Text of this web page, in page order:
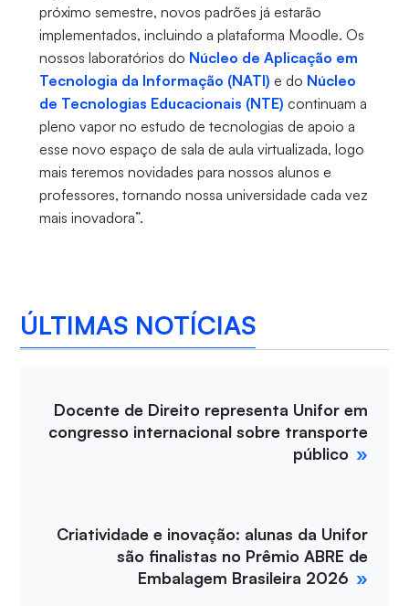
próximo semestre, novos padrões já estarão
implementados, incluindo a plataforma Moodle. Os
nossos laboratórios do Núcleo de Aplicação em
Tecnologia da Informação (NATI) e do Núcleo
de Tecnologias Educacionais (NTE) continuam a
pleno vapor no estudo de tecnologias de apoio a
esse novo espaço de sala de aula virtualizada, logo
mais teremos novidades para nossos alunos e
professores, tornando nossa universidade cada vez
mais inovadora”.
ÚLTIMAS NOTÍCIAS
Docente de Direito representa Unifor em
congresso internacional sobre transporte
público
Criatividade e inovação: alunas da Unifor
são finalistas no Prêmio ABRE de
Embalagem Brasileira 2026